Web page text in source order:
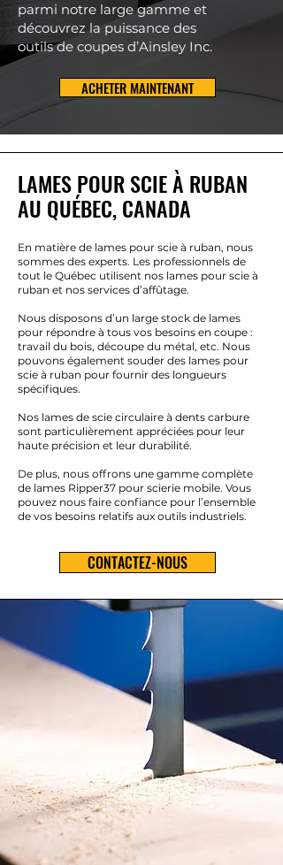
parmi notre large gamme et
découvrez la puissance des
outils de coupes d’Ainsley Inc.
ACHETER MAINTENANT
LAMES POUR SCIE À RUBAN
AU QUÉBEC, CANADA
En matière de lames pour scie à ruban, nous
sommes des experts. Les professionnels de
tout le Québec utilisent nos lames pour scie à
ruban et nos services d’affûtage.
Nous disposons d’un large stock de lames
pour répondre à tous vos besoins en coupe :
travail du bois, découpe du métal, etc. Nous
pouvons également souder des lames pour
scie à ruban pour fournir des longueurs
spécifiques.
Nos lames de scie circulaire à dents carbure
sont particulièrement appréciées pour leur
haute précision et leur durabilité.
De plus, nous offrons une gamme complète
de lames Ripper37 pour scierie mobile. Vous
pouvez nous faire confiance pour l’ensemble
de vos besoins relatifs aux outils industriels.
CONTACTEZ-NOUS